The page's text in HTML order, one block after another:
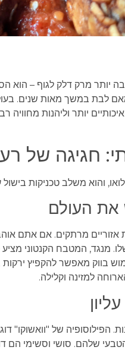
יותר מרק דלק לגוף – הוא
לבת במשך מאות שנים.
איכותיים יותר וליהנות
חגיגה של
והוא משלב טכניקות
את העולם
אזוריים מרתקים. אם אתם
מנגד, המטבח הקנטוני
בווק מאפשר להקפיץ
למזינה וקלילה.
הפילוסופיה של
שלהם. סושי וסשימי הם